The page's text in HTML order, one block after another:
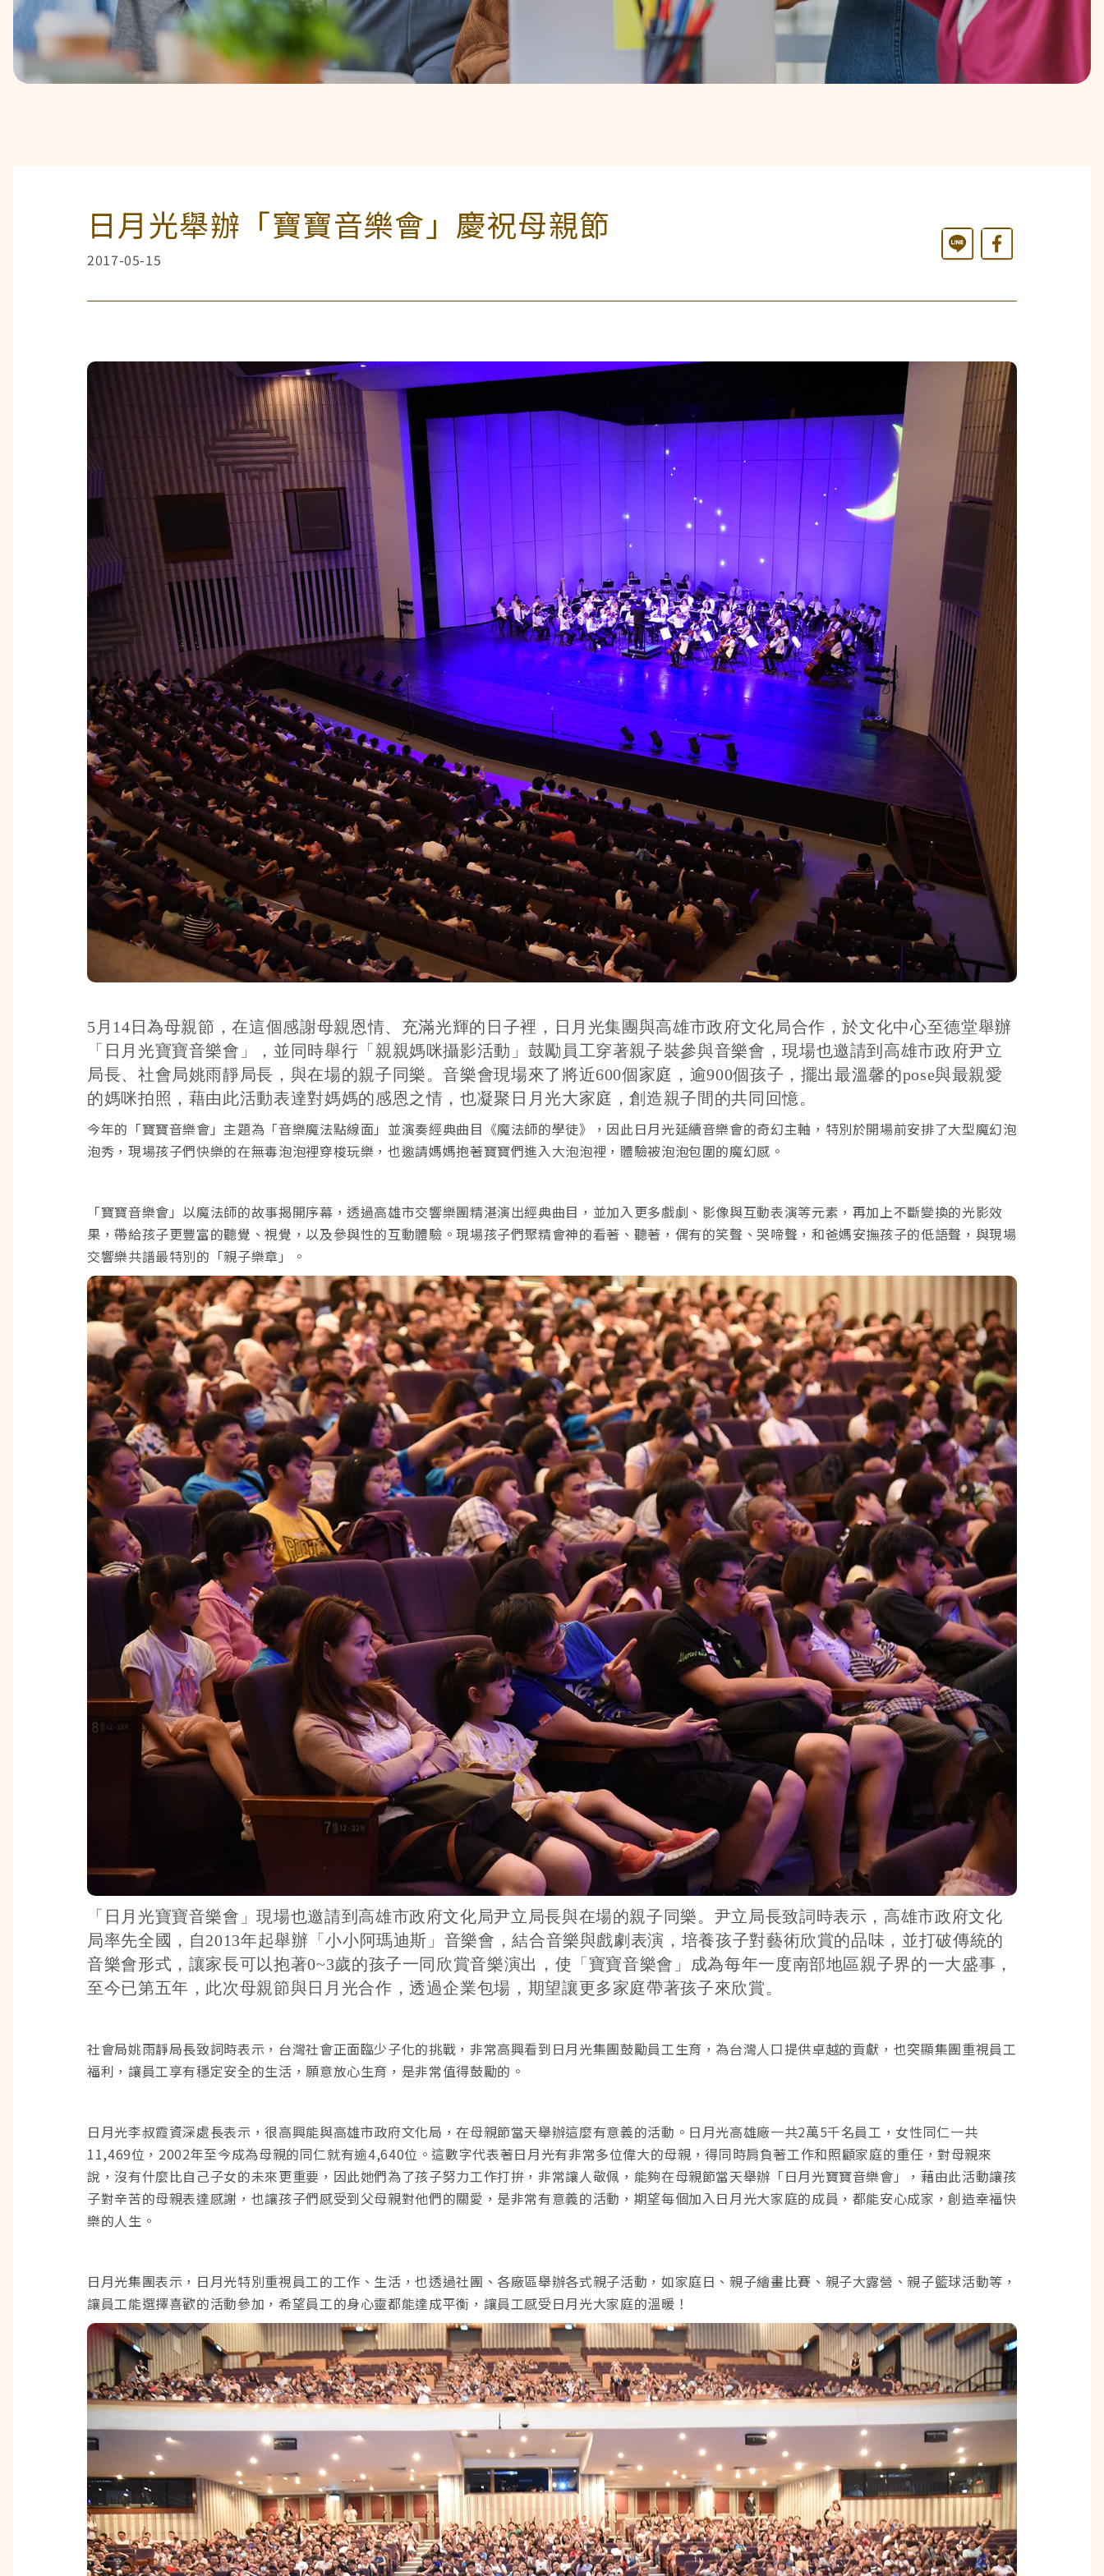
日月光舉辦「寶寶音樂會」慶祝母親節
2017-05-15
Line
5月14日為母親節，在這個感謝母親恩情、充滿光輝的日子裡，日月光集團與高雄市政府文化局合作，於文化中心至德堂舉辦
「日月光寶寶音樂會」，並同時舉行「親親媽咪攝影活動」鼓勵員工穿著親子裝參與音樂會，現場也邀請到高雄市政府尹立
局長、社會局姚雨靜局長，與在場的親子同樂。音樂會現場來了將近600個家庭，逾900個孩子，擺出最溫馨的pose與最親愛
的媽咪拍照，藉由此活動表達對媽媽的感恩之情，也凝聚日月光大家庭，創造親子間的共同回憶。
今年的「寶寶音樂會」主題為「音樂魔法點線面」並演奏經典曲目《魔法師的學徒》，因此日月光延續音樂會的奇幻主軸，特別於開場前安排了大型魔幻泡
泡秀，現場孩子們快樂的在無毒泡泡裡穿梭玩樂，也邀請媽媽抱著寶寶們進入大泡泡裡，體驗被泡泡包圍的魔幻感。
「寶寶音樂會」以魔法師的故事揭開序幕，透過高雄市交響樂團精湛演出經典曲目，並加入更多戲劇、影像與互動表演等元素，再加上不斷變換的光影效
果，帶給孩子更豐富的聽覺、視覺，以及參與性的互動體驗。現場孩子們聚精會神的看著、聽著，偶有的笑聲、哭啼聲，和爸媽安撫孩子的低語聲，與現場
交響樂共譜最特別的「親子樂章」。
「日月光寶寶音樂會」現場也邀請到高雄市政府文化局尹立局長與在場的親子同樂。尹立局長致詞時表示，高雄市政府文化
局率先全國，自2013年起舉辦「小小阿瑪迪斯」音樂會，結合音樂與戲劇表演，培養孩子對藝術欣賞的品味，並打破傳統的
音樂會形式，讓家長可以抱著0~3歲的孩子一同欣賞音樂演出，使「寶寶音樂會」成為每年一度南部地區親子界的一大盛事，
至今已第五年，此次母親節與日月光合作，透過企業包場，期望讓更多家庭帶著孩子來欣賞。
社會局姚雨靜局長致詞時表示，台灣社會正面臨少子化的挑戰，非常高興看到日月光集團鼓勵員工生育，為台灣人口提供卓越的貢獻，也突顯集團重視員工
福利，讓員工享有穩定安全的生活，願意放心生育，是非常值得鼓勵的。
日月光李叔霞資深處長表示，很高興能與高雄市政府文化局，在母親節當天舉辦這麼有意義的活動。日月光高雄廠一共2萬5千名員工，女性同仁一共
11,469位，2002年至今成為母親的同仁就有逾4,640位。這數字代表著日月光有非常多位偉大的母親，得同時肩負著工作和照顧家庭的重任，對母親來
說，沒有什麼比自己子女的未來更重要，因此她們為了孩子努力工作打拚，非常讓人敬佩，能夠在母親節當天舉辦「日月光寶寶音樂會」，藉由此活動讓孩
子對辛苦的母親表達感謝，也讓孩子們感受到父母親對他們的關愛，是非常有意義的活動，期望每個加入日月光大家庭的成員，都能安心成家，創造幸福快
樂的人生。
日月光集團表示，日月光特別重視員工的工作、生活，也透過社團、各廠區舉辦各式親子活動，如家庭日、親子繪畫比賽、親子大露營、親子籃球活動等，
讓員工能選擇喜歡的活動參加，希望員工的身心靈都能達成平衡，讓員工感受日月光大家庭的溫暖！